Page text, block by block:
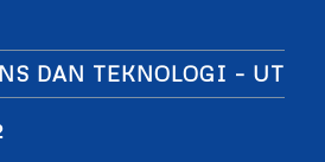
DAN TEKNOLOGI – UT